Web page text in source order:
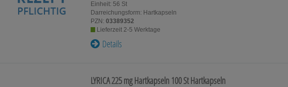
deren Hilfe wir unsere Website weiter für Sie optimieren können, den Inhalt auf
auch die Werbung auf Drittseiten möglichst relevant für Sie zu gestalten. Bitte
hierfür teilweise an Dritte wie z.B. Google oder soziale Medien übertragen
Einheit: 56 St
Darreichungsform: Hartkapseln
PZN: 03389352
Lieferzeit 2-5 Werktage
Details
LYRICA 225 mg Hartkapseln 100 StHartkapseln